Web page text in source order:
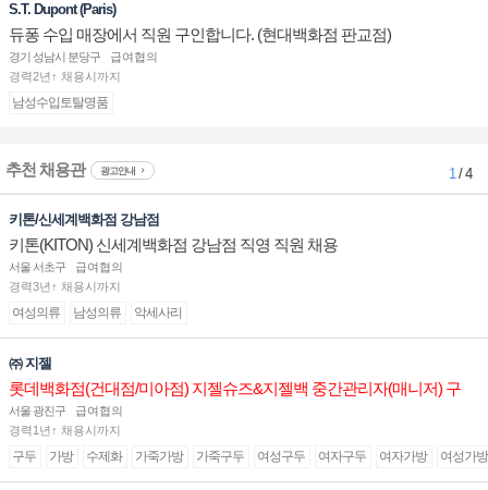
S.T. Dupont (Paris)
듀퐁 수입 매장에서 직원 구인합니다. (현대백화점 판교점)
경기 성남시 분당구
급여협의
경력2년↑ 채용시까지
남성수입토탈명품
추천 채용관 광고안내 1/ 4
키톤/신세계백화점 강남점
키톤(KITON) 신세계백화점 강남점 직영 직원 채용
서울 서초구
급여협의
경력3년↑ 채용시까지
여성의류 남성의류 악세사리
㈜ 지젤
롯데백화점(건대점/미아점) 지젤슈즈&지젤백 중간관리자(매니저) 구
인합니다
서울 광진구
급여협의
경력1년↑ 채용시까지
구두 가방 수제화 가죽가방 가죽구두 여성구두 여자구두 여자가방 여성가방